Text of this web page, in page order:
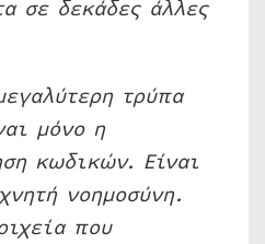
σε δεκάδες άλλες
τρύπα
μόνο η
κωδικών. Είναι
νοημοσύνη.
που